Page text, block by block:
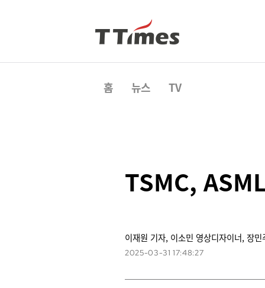
홈 뉴스 TV
TSMC,
이재원 기자, 이소민 영상디자이너, 장
2025-03-31 17:48:27